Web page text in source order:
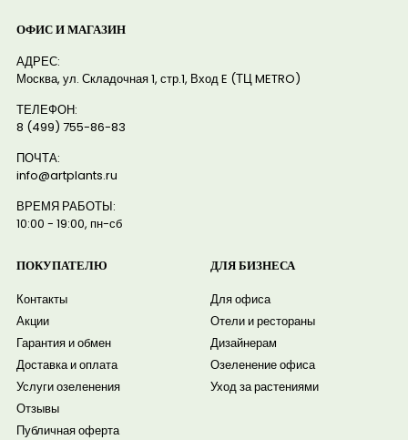
ОФИС И МАГАЗИН
АДРЕС:
Москва, ул. Складочная 1, стр.1, Вход E (ТЦ METRO)
ТЕЛЕФОН:
8 (499) 755-86-83
ПОЧТА:
info@artplants.ru
ВРЕМЯ РАБОТЫ:
10:00 - 19:00, пн-сб
ПОКУПАТЕЛЮ
Контакты
Акции
Гарантия и обмен
Доставка и оплата
Услуги озеленения
Отзывы
Публичная оферта
ДЛЯ БИЗНЕСА
Для офиса
Отели и рестораны
Дизайнерам
Озеленение офиса
Уход за растениями